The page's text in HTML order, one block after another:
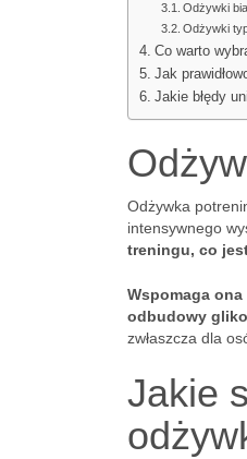
Odżywki
Odżywki
Co warto
Jak
Jakie błędy
Odżywka
intensywnego
treningu, co
Wspomaga
odbudowy
zwłaszcza dla
Jakie